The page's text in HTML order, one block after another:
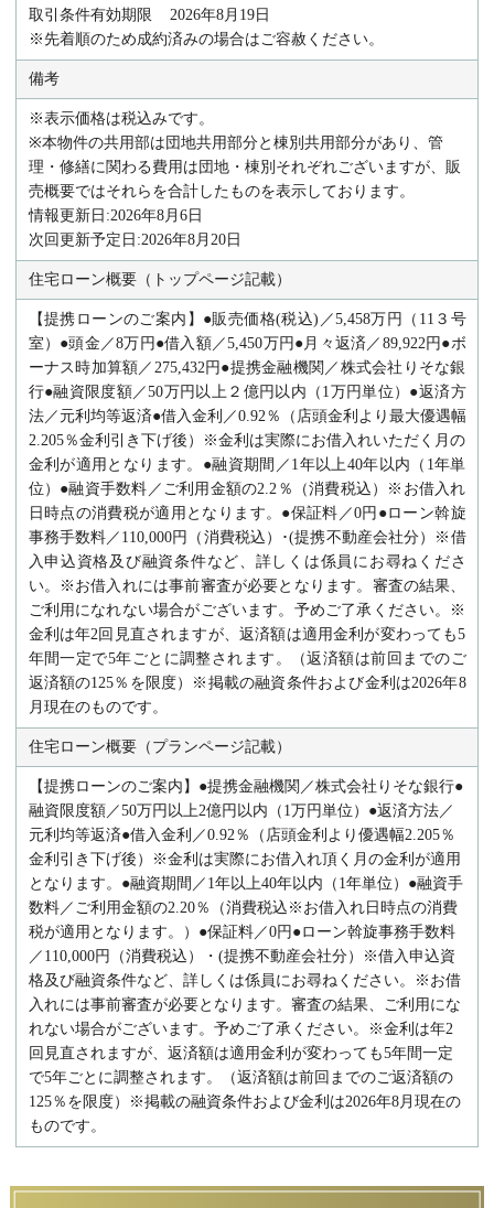
取引条件有効期限 2026年8月19日
※先着順のため成約済みの場合はご容赦ください。
備考
※表示価格は税込みです。
※本物件の共用部は団地共用部分と棟別共用部分があり、管
理・修繕に関わる費用は団地・棟別それぞれございますが、販
売概要ではそれらを合計したものを表示しております。
情報更新日:2026年8月6日
次回更新予定日:2026年8月20日
住宅ローン概要（トップページ記載）
【提携ローンのご案内】●販売価格(税込)／5,458万円（11３ 号
室）●頭金／8万円●借入額／5,450万円●月々返済／89,922円●ボ
ーナス時加算額／275,432円●提携金融機関／株式会社りそな銀
行●融資限度額／50万円以上２億円以内（1万円単位）●返済方
法／元利均等返済●借入金利／0.92％（店頭金利より最大優遇幅
2.205％金利引き下げ後）※金利は実際にお借入れいただく月の
金利が適用となります。●融資期間／1年以上40年以内（1年単
位）●融資手数料／ご利用金額の2.2％（消費税込）※お借入れ
日時点の消費税が適用となります。●保証料／0円●ローン斡旋
事務手数料／110,000円（消費税込）･(提携不動産会社分）※借
入申込資格及び融資条件など、詳しくは係員にお尋ねくださ
い。※お借入れには事前審査が必要となります。審査の結果、
ご利用になれない場合がございます。予めご了承ください。※
金利は年2回見直されますが、返済額は適用金利が変わっても5
年間一定で5年ごとに調整されます。（返済額は前回までのご
返済額の125％を限度）※掲載の融資条件および金利は2026年8
月現在のものです。
住宅ローン概要（プランページ記載）
【提携ローンのご案内】●提携金融機関／株式会社りそな銀行●
融資限度額／50万円以上2億円以内（1万円単位）●返済方法／
元利均等返済●借入金利／0.92％（店頭金利より優遇幅2.205％
金利引き下げ後）※金利は実際にお借入れ頂く月の金利が適用
となります。●融資期間／1年以上40年以内（1年単位）●融資手
数料／ご利用金額の2.20％（消費税込※お借入れ日時点の消費
税が適用となります。）●保証料／0円●ローン斡旋事務手数料
／110,000円（消費税込）・(提携不動産会社分）※借入申込資
格及び融資条件など、詳しくは係員にお尋ねください。※お借
入れには事前審査が必要となります。審査の結果、ご利用にな
れない場合がございます。予めご了承ください。※金利は年2
回見直されますが、返済額は適用金利が変わっても5年間一定
で5年ごとに調整されます。（返済額は前回までのご返済額の
125％を限度）※掲載の融資条件および金利は2026年8月現在の
ものです。